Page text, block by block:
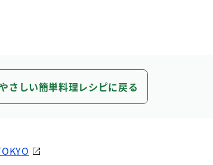
さしい簡単料理レシピに戻る